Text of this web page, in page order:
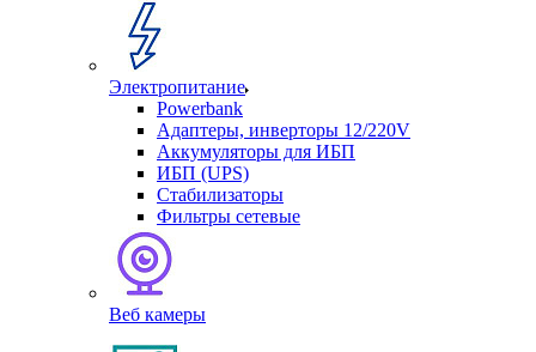
Электропитание
Powerbank
Адаптеры, инверторы 12/220V
Аккумуляторы для ИБП
ИБП (UPS)
Стабилизаторы
Фильтры сетевые
Веб камеры